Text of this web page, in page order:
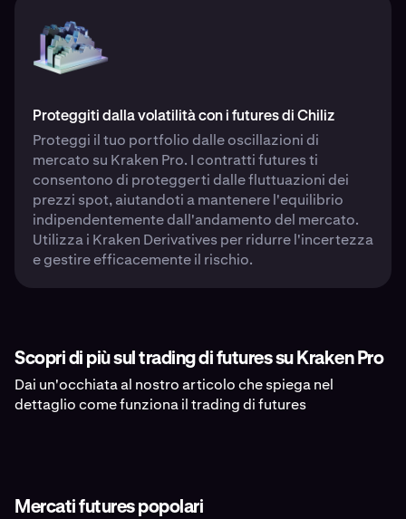
Proteggiti dalla volatilità con i futures di Chiliz
Proteggi il tuo portfolio dalle oscillazioni di
mercato su Kraken Pro. I contratti futures ti
consentono di proteggerti dalle fluttuazioni dei
prezzi spot, aiutandoti a mantenere l'equilibrio
indipendentemente dall'andamento del mercato.
Utilizza i Kraken Derivatives per ridurre l'incertezza
e gestire efficacemente il rischio.
Scopri di più sul trading di futures su Kraken Pro
Dai un'occhiata al nostro articolo che spiega nel
dettaglio come funziona il trading di futures
Mercati futures popolari